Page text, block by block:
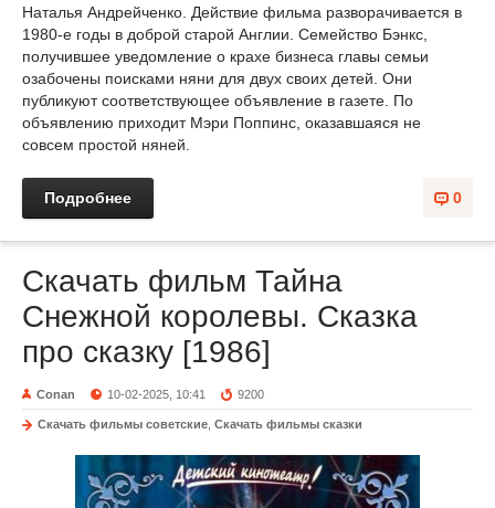
Наталья Андрейченко. Действие фильма разворачивается в
1980-е годы в доброй старой Англии. Семейство Бэнкс,
получившее уведомление о крахе бизнеса главы семьи
озабочены поисками няни для двух своих детей. Они
публикуют соответствующее объявление в газете. По
объявлению приходит Мэри Поппинс, оказавшаяся не
совсем простой няней.
0
Подробнее
Скачать фильм Тайна
Снежной королевы. Сказка
про сказку [1986]
Conan 10-02-2025, 10:41 9200
Скачать фильмы советские Скачать фильмы сказки